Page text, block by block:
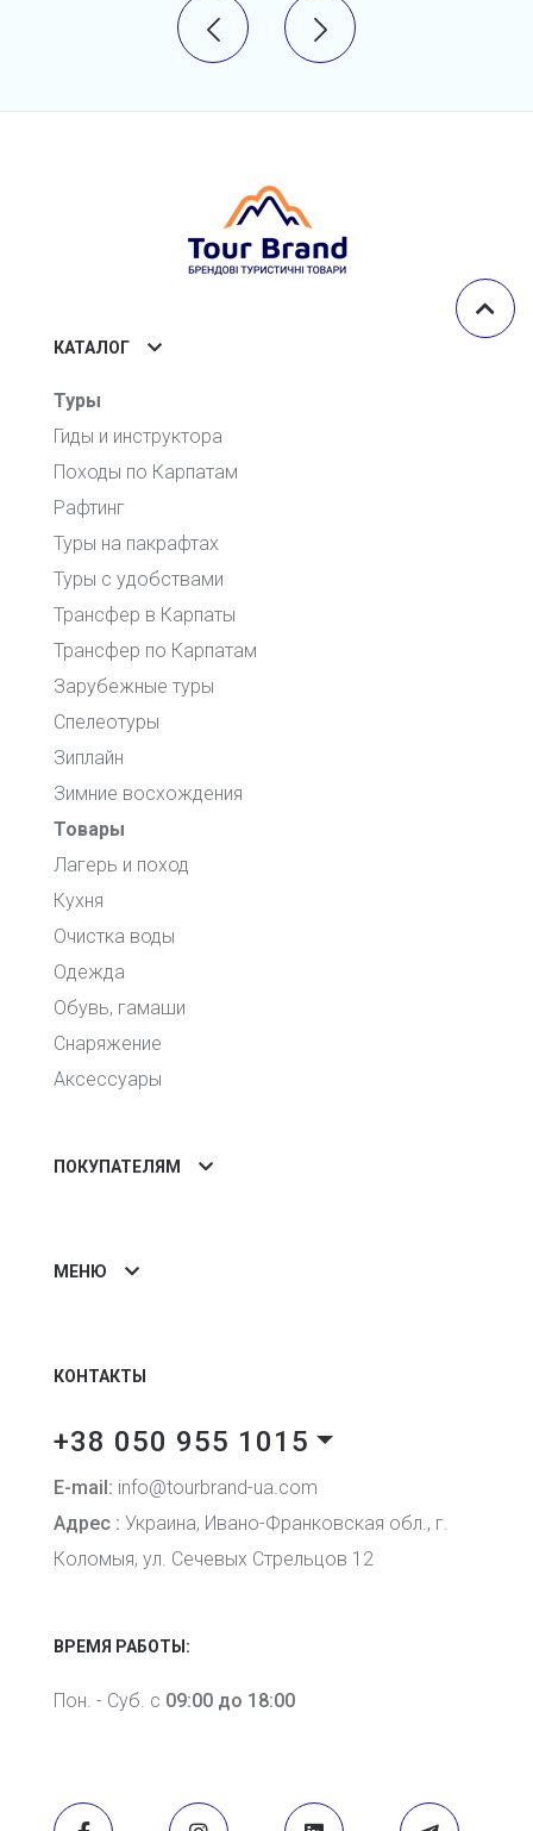
КАТАЛОГ
Туры
Гиды и инструктора
Походы по Карпатам
Рафтинг
Туры на пакрафтах
Туры с удобствами
Трансфер в Карпаты
Трансфер по Карпатам
Зарубежные туры
Спелеотуры
Зиплайн
Зимние восхождения
Товары
Лагерь и поход
Кухня
Очистка воды
Одежда
Обувь, гамаши
Снаряжение
Аксессуары
ПОКУПАТЕЛЯМ
МЕНЮ
КОНТАКТЫ
+38 050 955 1015
E-mail: info@tourbrand-ua.com
Адрес : Украина, Ивано-Франковская обл., г.
Коломыя, ул. Сечевых Стрельцов 12
ВРЕМЯ РАБОТЫ:
Пон. - Суб. с 09:00 до 18:00